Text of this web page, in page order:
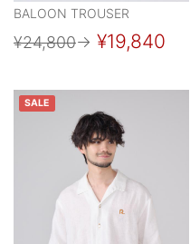
BALOON TROUSER
¥24,800→ ¥19,840
SALE